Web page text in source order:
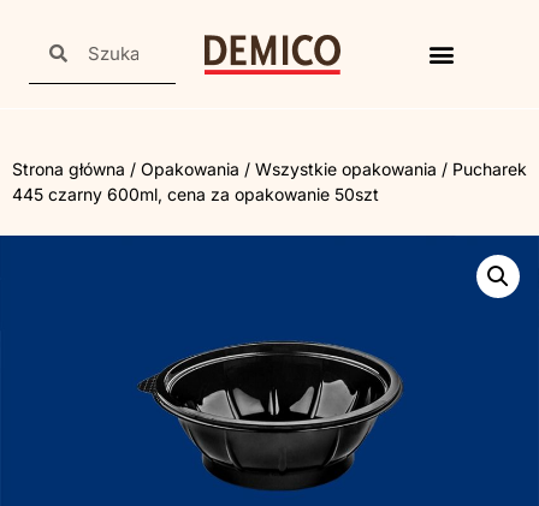
Strona główna / Opakowania / Wszystkie opakowania / Pucharek
445 czarny 600ml, cena za opakowanie 50szt